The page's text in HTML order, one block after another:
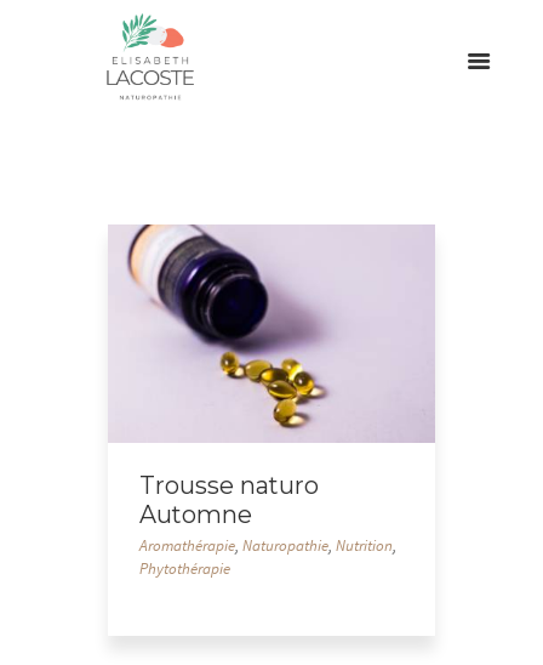
Trousse naturo
Automne
Aromathérapie,Naturopathie,Nutrition,
Phytothérapie